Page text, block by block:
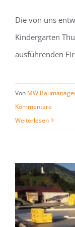
Die von uns
Kindergarten
ausführenden
Von MW
Kommentare
Weiterlesen